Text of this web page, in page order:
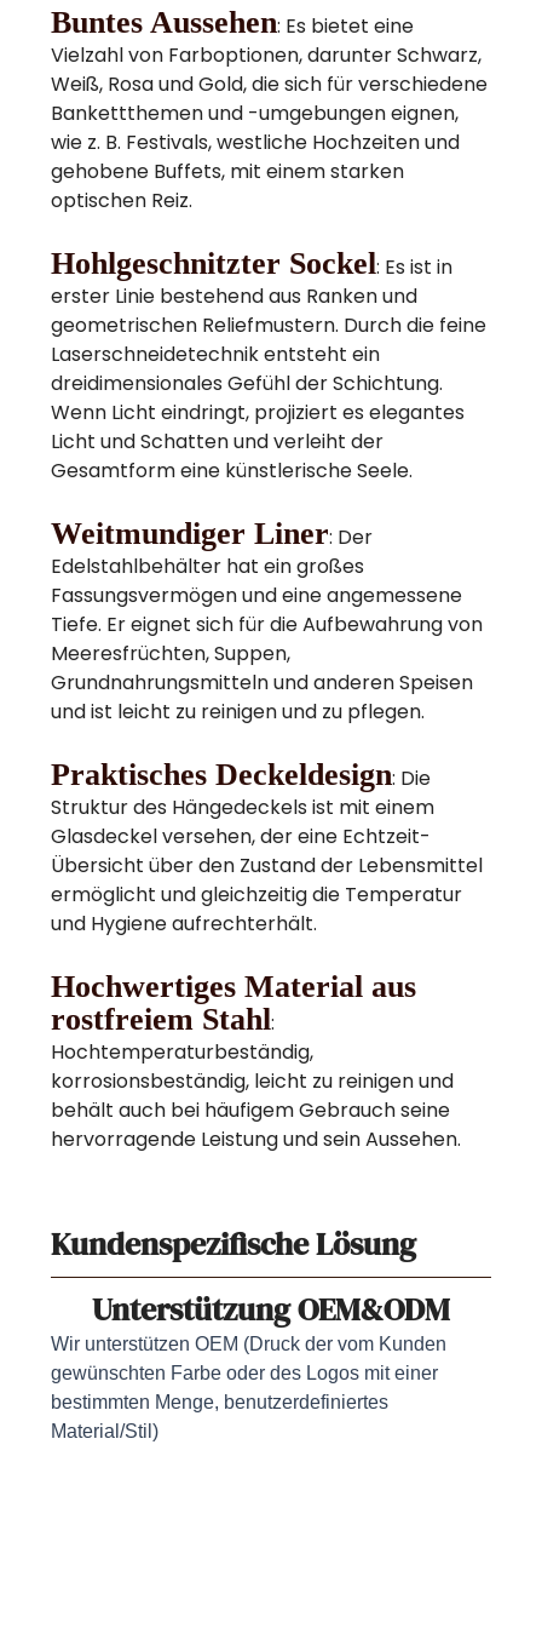
Buntes Aussehen: Es bietet eine
Vielzahl von Farboptionen, darunter Schwarz,
Weiß, Rosa und Gold, die sich für verschiedene
Bankettthemen und -umgebungen eignen,
wie z. B. Festivals, westliche Hochzeiten und
gehobene Buffets, mit einem starken
optischen Reiz.
Hohlgeschnitzter Sockel: Es ist in
erster Linie bestehend aus Ranken und
geometrischen Reliefmustern. Durch die feine
Laserschneidetechnik entsteht ein
dreidimensionales Gefühl der Schichtung.
Wenn Licht eindringt, projiziert es elegantes
Licht und Schatten und verleiht der
Gesamtform eine künstlerische Seele.
Weitmundiger Liner: Der
Edelstahlbehälter hat ein großes
Fassungsvermögen und eine angemessene
Tiefe. Er eignet sich für die Aufbewahrung von
Meeresfrüchten, Suppen,
Grundnahrungsmitteln und anderen Speisen
und ist leicht zu reinigen und zu pflegen.
Praktisches Deckeldesign: Die
Struktur des Hängedeckels ist mit einem
Glasdeckel versehen, der eine Echtzeit-
Übersicht über den Zustand der Lebensmittel
ermöglicht und gleichzeitig die Temperatur
und Hygiene aufrechterhält.
Hochwertiges Material aus
rostfreiem Stahl:
Hochtemperaturbeständig,
korrosionsbeständig, leicht zu reinigen und
behält auch bei häufigem Gebrauch seine
hervorragende Leistung und sein Aussehen.
Kundenspezifische Lösung
Unterstützung OEM&ODM
Wir unterstützen OEM (Druck der vom Kunden
gewünschten Farbe oder des Logos mit einer
bestimmten Menge, benutzerdefiniertes
Material/Stil)